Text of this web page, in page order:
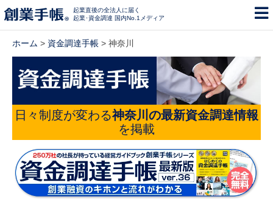
起業直後の全法人に届く
起業･資金調達 国内No.1メディア
ホーム > 資金調達手帳 > 神奈川
日々制度が変わる神奈川の最新資金調達情報
を掲載